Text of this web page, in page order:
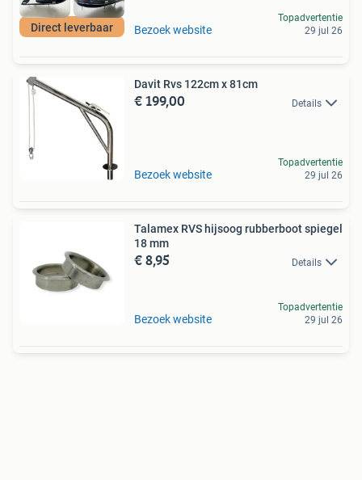
Direct leverbaar Bezoek website
Topadvertentie
29 jul 26
Davit Rvs 122cm x 81cm
€ 199,00 Details
Bezoek website
Topadvertentie
29 jul 26
Talamex RVS hijsoog rubberboot spiegel
18 mm
€ 8,95 Details
Bezoek website
Topadvertentie
29 jul 26